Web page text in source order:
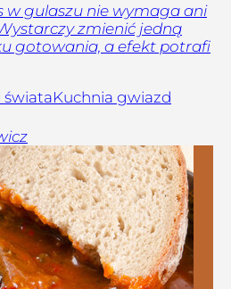
w gulaszu nie wymaga ani
zmienić jedną
gotowania, a efekt potrafi
świataKuchnia gwiazd